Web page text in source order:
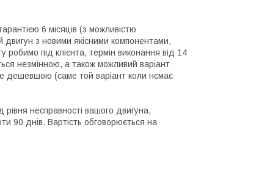
6 місяців (з можливістю
двигун з новими якісними компонентами,
робимо під клієнта, термін виконання від 14
незмінною, а також можливий варіант
дешевшою (саме той варіант коли нємає
несправності вашого двигуна,
90 днів. Вартість обговорюється на